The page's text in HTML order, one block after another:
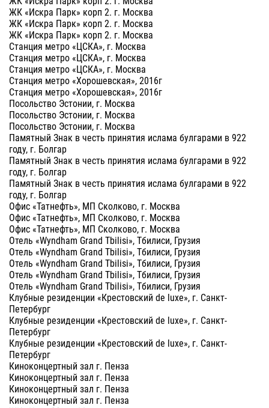
ЖК «Искра Парк» корп 2. г. Москва
ЖК «Искра Парк» корп 2. г. Москва
ЖК «Искра Парк» корп 2. г. Москва
Станция метро «ЦСКА», г. Москва
Станция метро «ЦСКА», г. Москва
Станция метро «ЦСКА», г. Москва
Станция метро «Хорошевская», 2016г
Станция метро «Хорошевская», 2016г
Посольство Эстонии, г. Москва
Посольство Эстонии, г. Москва
Посольство Эстонии, г. Москва
Памятный Знак в честь принятия ислама булгарами в 922
году, г. Болгар
Памятный Знак в честь принятия ислама булгарами в 922
году, г. Болгар
Памятный Знак в честь принятия ислама булгарами в 922
году, г. Болгар
Офис «Татнефть», МП Сколково, г. Москва
Офис «Татнефть», МП Сколково, г. Москва
Офис «Татнефть», МП Сколково, г. Москва
Отель «Wyndham Grand Tbilisi», Тбилиси, Грузия
Отель «Wyndham Grand Tbilisi», Тбилиси, Грузия
Отель «Wyndham Grand Tbilisi», Тбилиси, Грузия
Отель «Wyndham Grand Tbilisi», Тбилиси, Грузия
Отель «Wyndham Grand Tbilisi», Тбилиси, Грузия
Клубные резиденции «Крестовский de luxe», г. Санкт-
Петербург
Клубные резиденции «Крестовский de luxe», г. Санкт-
Петербург
Клубные резиденции «Крестовский de luxe», г. Санкт-
Петербург
Киноконцертный зал г. Пенза
Киноконцертный зал г. Пенза
Киноконцертный зал г. Пенза
Киноконцертный зал г. Пенза